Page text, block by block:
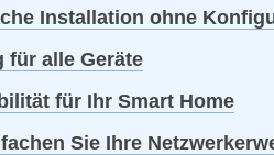
Installation ohne
für alle Geräte
für Ihr Smart Home
Sie Ihre